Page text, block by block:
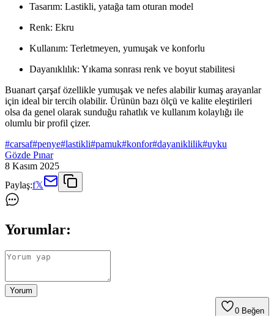
Tasarım: Lastikli, yatağa tam oturan model
Renk: Ekru
Kullanım: Terletmeyen, yumuşak ve konforlu
Dayanıklılık: Yıkama sonrası renk ve boyut stabilitesi
Buanart çarşaf özellikle yumuşak ve nefes alabilir kumaş arayanlar
için ideal bir tercih olabilir. Ürünün bazı ölçü ve kalite eleştirileri
olsa da genel olarak sunduğu rahatlık ve kullanım kolaylığı ile
olumlu bir profil çizer.
#carsaf#penye#lastikli#pamuk#konfor#dayaniklilik#uyku
Gözde Pınar
8 Kasım 2025
Paylaş:f𝕏
Yorumlar:
Yorum
0 Beğen